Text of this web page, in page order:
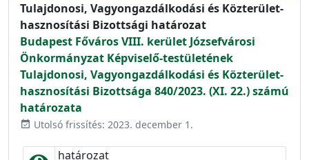
Tulajdonosi, Vagyongazdálkodási és Közterület-
hasznosítási Bizottsági határozat
Budapest Főváros VIII. kerület Józsefvárosi
Önkormányzat Képviselő-testületének
Tulajdonosi, Vagyongazdálkodási és Közterület-
hasznosítási Bizottsága 840/2023. (XI. 22.) számú
határozata
event_available Utolsó frissítés: 2023. december 1.
határozat